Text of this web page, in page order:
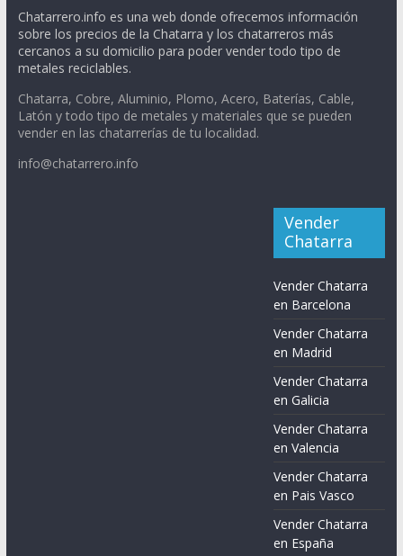
Chatarrero.info es una web donde ofrecemos información
sobre los precios de la Chatarra y los chatarreros más
cercanos a su domicilio para poder vender todo tipo de
metales reciclables.
Chatarra, Cobre, Aluminio, Plomo, Acero, Baterías, Cable,
Latón y todo tipo de metales y materiales que se pueden
vender en las chatarrerías de tu localidad.
info@chatarrero.info
Vender
Chatarra
Vender Chatarra
en Barcelona
Vender Chatarra
en Madrid
Vender Chatarra
en Galicia
Vender Chatarra
en Valencia
Vender Chatarra
en Pais Vasco
Vender Chatarra
en España